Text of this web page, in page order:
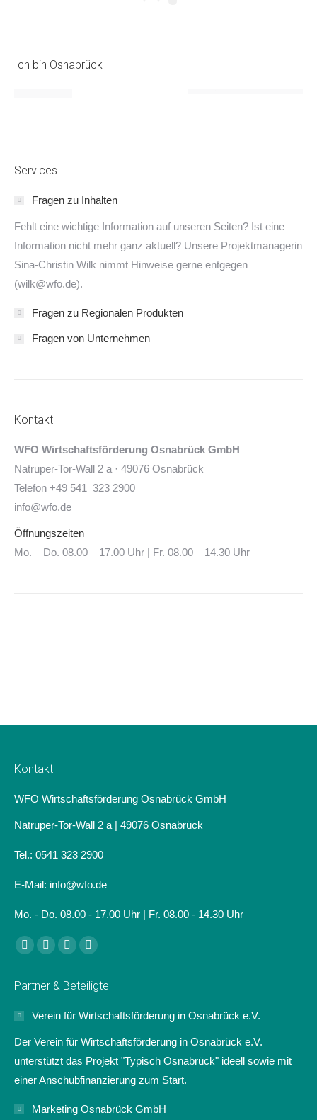
Ich bin Osnabrück
Services
Fragen zu Inhalten
Fehlt eine wichtige Information auf unseren Seiten? Ist eine
Information nicht mehr ganz aktuell? Unsere Projektmanagerin
Sina-Christin Wilk nimmt Hinweise gerne entgegen
(wilk@wfo.de).
Fragen zu Regionalen Produkten
Fragen von Unternehmen
Kontakt
WFO Wirtschaftsförderung Osnabrück GmbH
Natruper-Tor-Wall 2 a · 49076 Osnabrück
Telefon +49 541 323 2900
info@wfo.de
Öffnungszeiten
Mo. – Do. 08.00 – 17.00 Uhr | Fr. 08.00 – 14.30 Uhr
Kontakt
WFO Wirtschaftsförderung Osnabrück GmbH
Natruper-Tor-Wall 2 a | 49076 Osnabrück
Tel.: 0541 323 2900
E-Mail: info@wfo.de
Mo. - Do. 08.00 - 17.00 Uhr | Fr. 08.00 - 14.30 Uhr
Finden Sie uns auf:
Facebook
opens
in
window
Linkedin
opens
window
Instagram
opens
window
Website
opens
window
Partner & Beteiligte
Verein für Wirtschaftsförderung in Osnabrück e.V.
Der Verein für Wirtschaftsförderung in Osnabrück e.V.
unterstützt das Projekt "Typisch Osnabrück" ideell sowie mit
einer Anschubfinanzierung zum Start.
Marketing Osnabrück GmbH